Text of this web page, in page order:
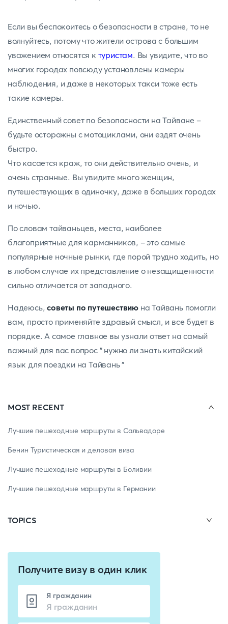
Если вы беспокоитесь о безопасности в стране, то не
волнуйтесь, потому что жители острова с большим
уважением относятся к туристам. Вы увидите, что во
многих городах повсюду установлены камеры
наблюдения, и даже в некоторых такси тоже есть
такие камеры.
Единственный совет по безопасности на Тайване -
будьте осторожны с мотоциклами, они ездят очень
быстро.
Что касается краж, то они действительно очень, и
очень странные. Вы увидите много женщин,
путешествующих в одиночку, даже в больших городах
и ночью.
По словам тайваньцев, места, наиболее
благоприятные для карманников, - это самые
популярные ночные рынки, где порой трудно ходить, но
в любом случае их представление о незащищенности
сильно отличается от западного.
Надеюсь,советы по путешествию на Тайвань помогли
вам, просто применяйте здравый смысл, и все будет в
порядке. А самое главное вы узнали ответ на самый
важный для вас вопрос " нужно ли знать китайский
язык для поездки на Тайвань "
MOST RECENT
Лучшие пешеходные маршруты в Сальвадоре
Бенин Туристическая и деловая виза
Лучшие пешеходные маршруты в Боливии
Лучшие пешеходные маршруты в Германии
TOPICS
Получите визу в один клик
Я гражданин